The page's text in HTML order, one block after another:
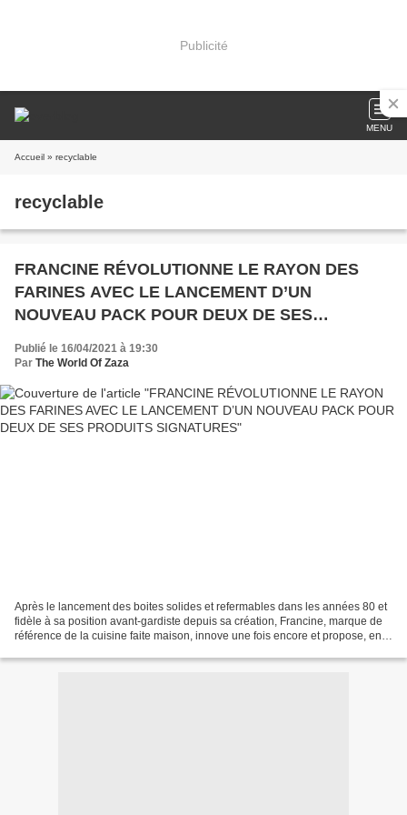
Publicité
MENU
Accueil » recyclable
recyclable
FRANCINE RÉVOLUTIONNE LE RAYON DES
FARINES AVEC LE LANCEMENT D’UN
NOUVEAU PACK POUR DEUX DE SES
PRODUITS SIGNATURES
Publié le 16/04/2021 à 19:30
Par The World Of Zaza
Après le lancement des boites solides et refermables dans les années 80 et
fidèle à sa position avant-gardiste depuis sa création, Francine, marque de
référence de la cuisine faite maison, innove une fois encore et propose, en